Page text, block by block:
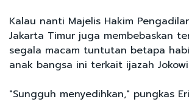
Kalau nanti Majelis Hakim
Jakarta Timur juga membebaskan
segala macam tuntutan betapa
anak bangsa ini terkait ijazah
"Sungguh menyedihkan," pungkas